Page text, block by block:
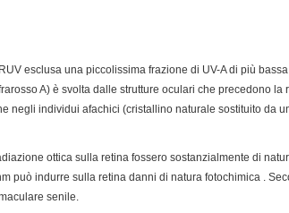
esclusa una piccolissima frazione di UV-A di più
A) è svolta dalle strutture oculari che precedono la
negli individui afachici (cristallino naturale sostituito da
ottica sulla retina fossero sostanzialmente di
può indurre sulla retina danni di natura fotochimica .
senile.